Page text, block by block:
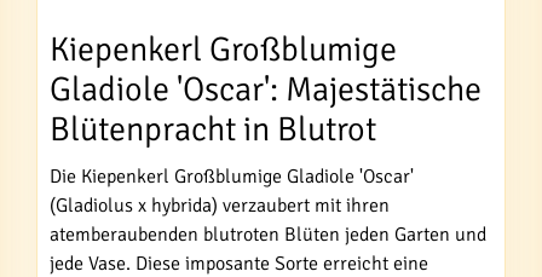
Kiepenkerl Großblumige
Gladiole 'Oscar': Majestätische
Blütenpracht in Blutrot
Die Kiepenkerl Großblumige Gladiole 'Oscar'
(Gladiolus x hybrida) verzaubert mit ihren
atemberaubenden blutroten Blüten jeden Garten und
jede Vase. Diese imposante Sorte erreicht eine